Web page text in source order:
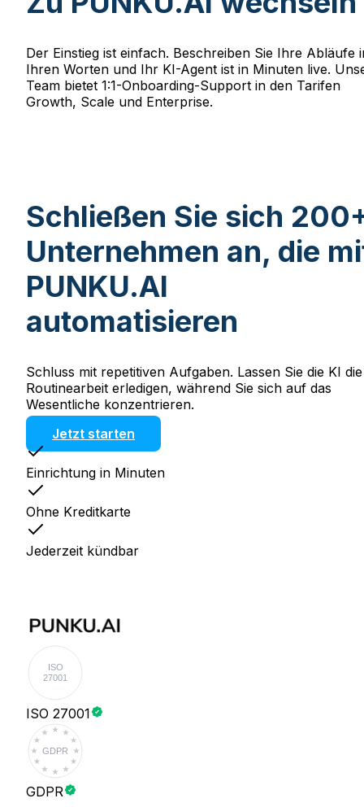
Der Einstieg ist einfach. Beschreiben Sie Ihre Abläufe
Ihren Worten und Ihr KI-Agent ist in Minuten live.
Team bietet 1:1-Onboarding-Support in den Tarifen
Growth, Scale und Enterprise.
Schließen Sie sich
Unternehmen an, die
PUNKU.AI
automatisieren
Schluss mit repetitiven Aufgaben. Lassen Sie die KI die
Routinearbeit erledigen, während Sie sich auf das
Wesentliche konzentrieren.
Jetzt starten
Einrichtung in Minuten
Ohne Kreditkarte
Jederzeit kündbar
ISO
27001
ISO 27001
GDPR
GDPR